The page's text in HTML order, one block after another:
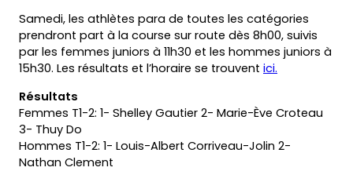
Samedi, les athlètes para de toutes les catégories
prendront part à la course sur route dès 8h00, suivis
par les femmes juniors à 11h30 et les hommes juniors à
15h30. Les résultats et l’horaire se trouvent ici.
Résultats
Femmes T1-2: 1- Shelley Gautier 2- Marie-Ève Croteau
3- Thuy Do
Hommes T1-2: 1- Louis-Albert Corriveau-Jolin 2-
Nathan Clement